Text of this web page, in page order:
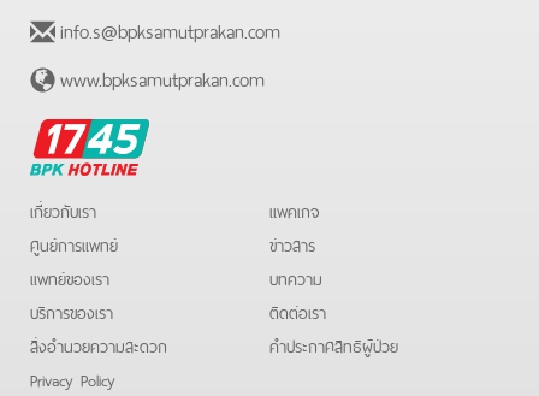
info.s@bpksamutprakan.com
www.bpksamutprakan.com
BPK
Hotline
เกี่ยวกับเรา
ศูนย์การแพทย์
แพทย์ของเรา
บริการของเรา
สิ่งอำนวยความสะดวก
Privacy Policy
แพคเกจ
ข่าวสาร
บทความ
ติดต่อเรา
คําประกาศสิทธิผู้ป่วย